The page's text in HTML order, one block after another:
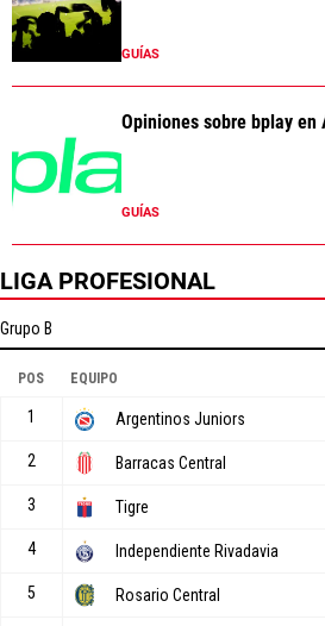
GUÍAS
Opiniones sobre bplay en
GUÍAS
LIGA PROFESIONAL